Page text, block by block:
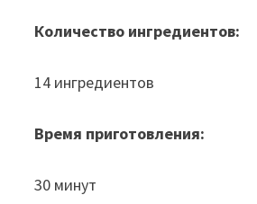
Количество ингредиентов:
14 ингредиентов
Время приготовления:
30 минут